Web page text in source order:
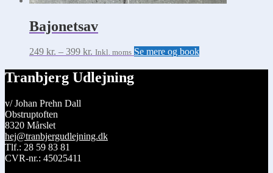
Bajonetsav
249 kr. – 399 kr. Prisinterval:
til
399 kr.
Inkl. moms Se mere og bookDette
har
Tranbjerg Udlejning
v/ Johan Prehn Dall
Obstruptoften
8320 Mårslet
hej@tranbjergudlejning.dk
Tlf.: 28 59 83 81
CVR-nr.: 45025411